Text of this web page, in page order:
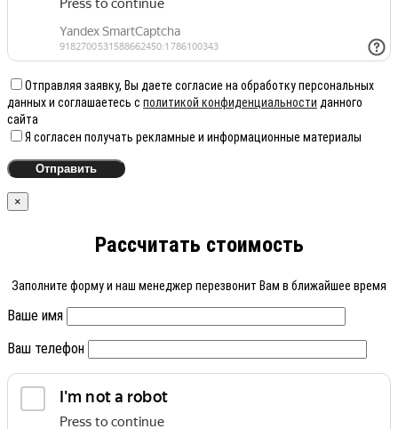
Отправляя заявку, Вы даете согласие на обработку персональных
данных и соглашаетесь с политикой конфиденциальности данного
сайта
Я согласен получать рекламные и информационные материалы
×
Рассчитать стоимость
Заполните форму и наш менеджер перезвонит Вам в ближайшее время
Ваше имя
Ваш телефон